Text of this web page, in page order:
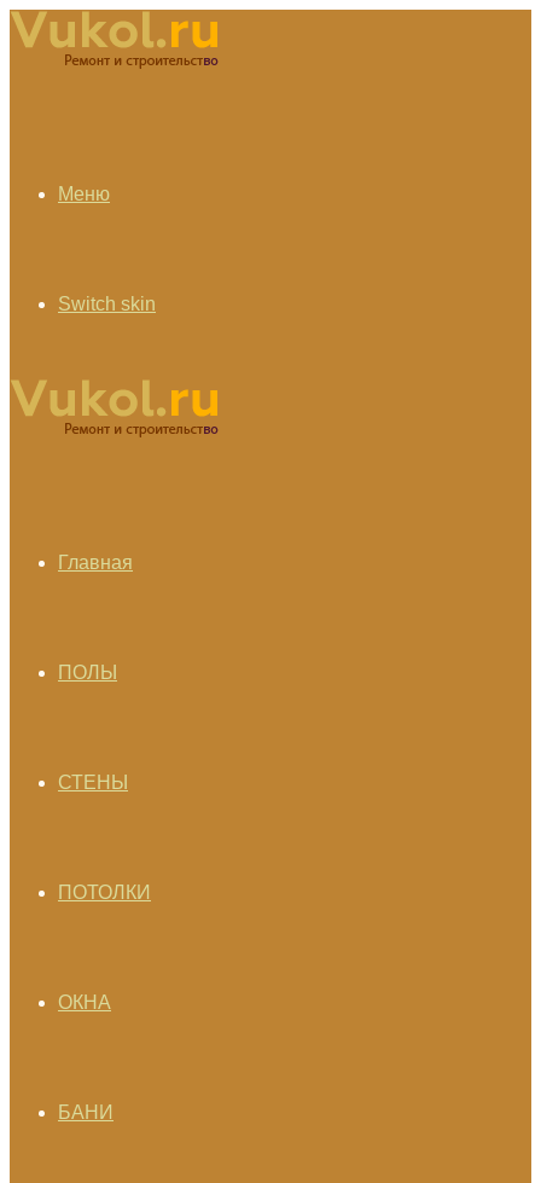
Меню
Switch skin
Главная
ПОЛЫ
СТЕНЫ
ПОТОЛКИ
ОКНА
БАНИ